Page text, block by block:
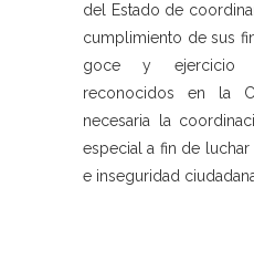
del Estado de
cumplimiento de sus
goce y ejercicio
reconocidos en la
necesaria la
especial a fin de
e inseguridad